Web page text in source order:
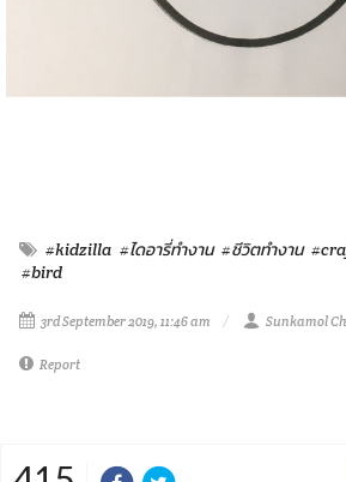
#kidzilla #ไดอารี่ทำงาน #ชีวิตทำงาน
#bird
3rd September 2019, 11:46 am Sunkamol
Report